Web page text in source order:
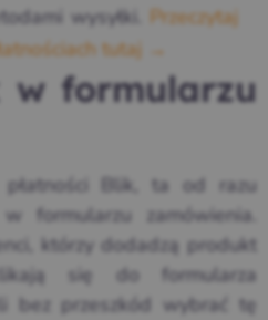
wysyłki. Przeczytaj
tutaj →
w formularzu
płatności Blik, ta od razu
formularzu zamówienia.
którzy dodadzą produkt
się do formularza
bez przeszkód wybrać tę